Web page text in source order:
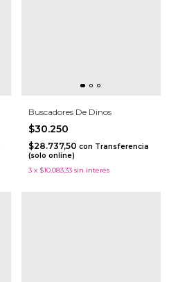
Buscadores De Dinos
$30.250
$28.737,50 con Transferencia
(solo online)
3 x $10.083,33 sin interés